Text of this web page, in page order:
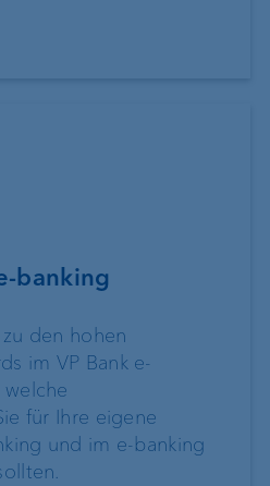
banking
den hohen
im VP Bank e-
für Ihre eigene
und im e-banking